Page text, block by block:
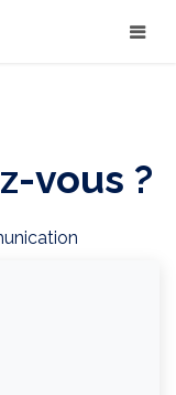
vous ?